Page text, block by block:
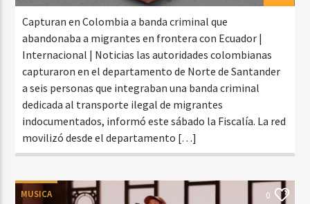
Capturan en Colombia a banda criminal que
abandonaba a migrantes en frontera con Ecuador |
Internacional | Noticias las autoridades colombianas
capturaron en el departamento de Norte de Santander
a seis personas que integraban una banda criminal
dedicada al transporte ilegal de migrantes
indocumentados, informó este sábado la Fiscalía. La red
movilizó desde el departamento […]
MUSICA 0